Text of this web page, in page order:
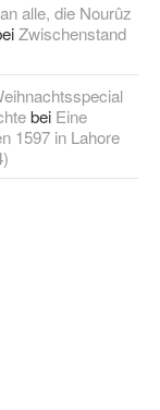
alle, die Nourûz
Zwischenstand
bei Eine
1597 in Lahore